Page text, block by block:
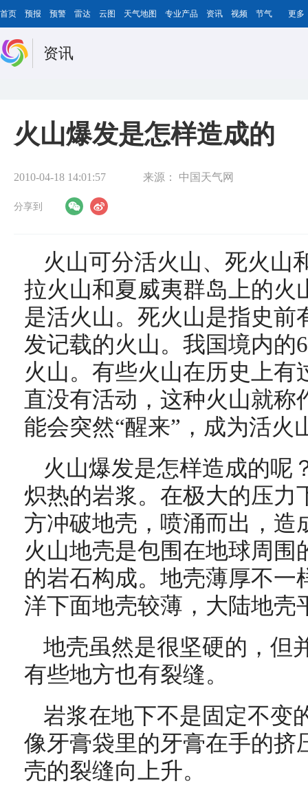
首页 预报 预警 雷达 云图 天气地图 专业产品 资讯 视频 节气 更多
资讯
火山爆发是怎样造成的
2010-04-18 14:01:57 来源： 中国天气网
分享到
火山可分活火山、死火山
拉火山和夏威夷群岛上的火
是活火山。死火山是指史前
发记载的火山。我国境内的
火山。有些火山在历史上有
直没有活动，这种火山就称
能会突然“醒来”，成为活火
火山爆发是怎样造成的呢
炽热的岩浆。在极大的压力
方冲破地壳，喷涌而出，造
火山地壳是包围在地球周围
的岩石构成。地壳薄厚不一
洋下面地壳较薄，大陆地壳
地壳虽然是很坚硬的，但
有些地方也有裂缝。
岩浆在地下不是固定不变
像牙膏袋里的牙膏在手的挤
壳的裂缝向上升。